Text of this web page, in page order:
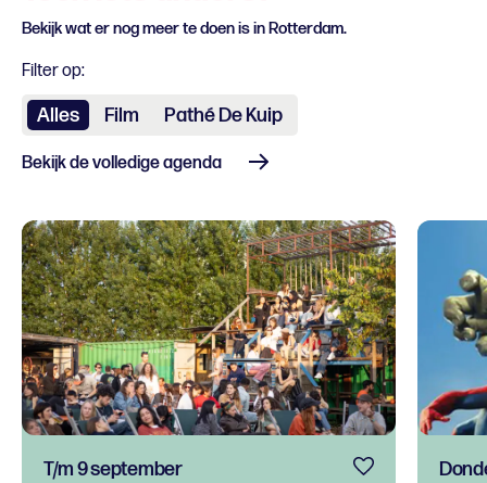
Bekijk wat er nog meer te doen is in Rotterdam.
Filter op:
Alles Film Pathé De Kuip
Bekijk de volledige agenda
T/m 9 september